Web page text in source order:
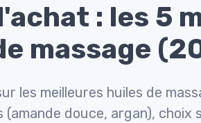
: les 5
massage
les meilleures huiles de
(amande douce, argan), choix